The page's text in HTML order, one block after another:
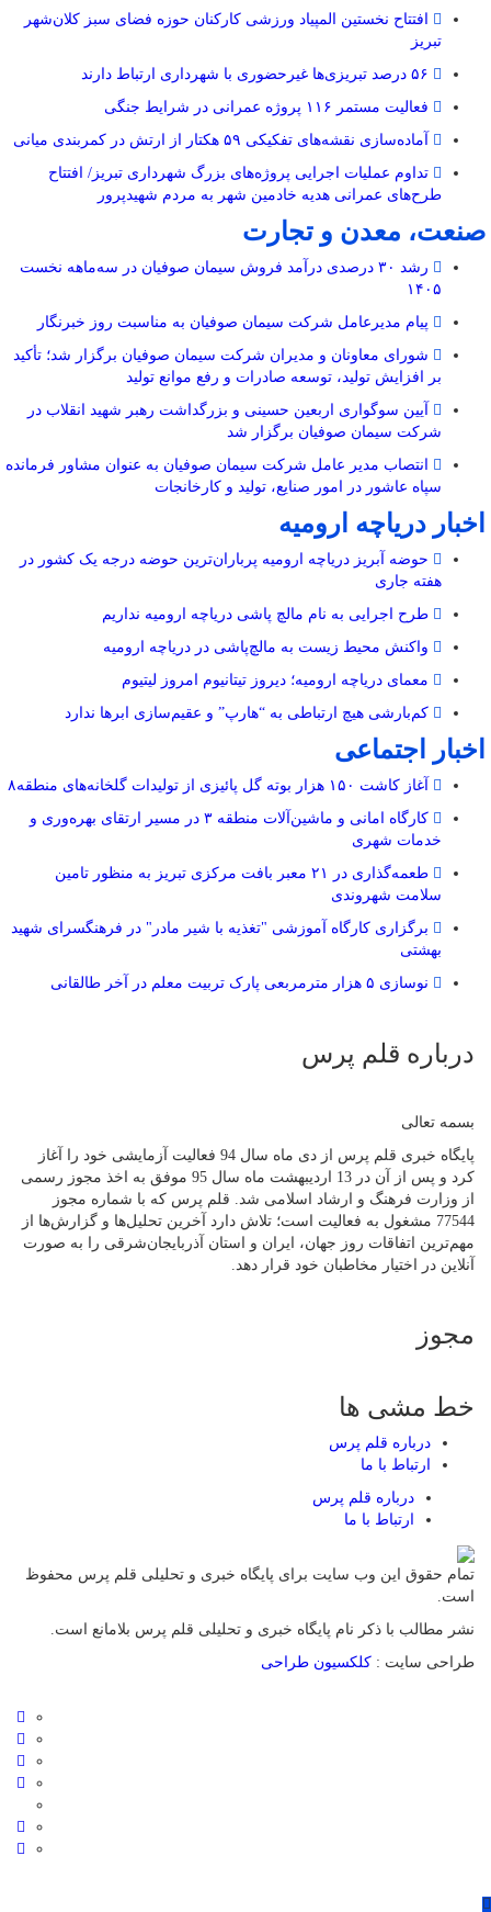
افتتاح نخستین المپیاد ورزشی کارکنان حوزه فضای سبز کلان‌شهر
تبریز
فعالیت مستمر ۱۱۶ پروژه عمرانی در شرایط جنگی
آماده‌سازی نقشه‌های تفکیکی ۵۹ هکتار از ارتش در کمربندی میانی
تداوم عملیات اجرایی پروژه‌های بزرگ شهرداری تبریز/ افتتاح
طرح‌های عمرانی هدیه خادمین شهر به مردم شهیدپرور
صنعت، معدن و تجارت
رشد ۳۰ درصدی درآمد فروش سیمان صوفیان در سه‌ماهه نخست
۱۴۰۵
پیام مدیرعامل شرکت سیمان صوفیان به مناسبت روز خبرنگار
شورای معاونان و مدیران شرکت سیمان صوفیان برگزار شد؛ تأکید
بر افزایش تولید، توسعه صادرات و رفع موانع تولید
آیین سوگواری اربعین حسینی و بزرگداشت رهبر شهید انقلاب در
شرکت سیمان صوفیان برگزار شد
انتصاب مدیر عامل شرکت سیمان صوفیان به عنوان مشاور فرمانده
سپاه عاشور در امور صنایع، تولید و کارخانجات
اخبار دریاچه ارومیه
حوضه آبریز دریاچه ارومیه پرباران‌ترین حوضه‌ درجه یک کشور در
هفته جاری
طرح اجرایی به نام مالچ پاشی دریاچه ارومیه نداریم
واکنش محیط زیست به مالچ‌پاشی در دریاچه ارومیه
معمای دریاچه ارومیه؛ دیروز تیتانیوم امروز لیتیوم
کم‌بارشی هیچ ارتباطی به “هارپ” و عقیم‌سازی ابرها ندارد
اخبار اجتماعی
آغاز کاشت ۱۵۰ هزار بوته گل پائیزی از تولیدات گلخانه‌های منطقه۸
کارگاه امانی و ماشین‌آلات منطقه ۳ در مسیر ارتقای بهره‌وری و
خدمات شهری
طعمه‌گذاری در ۲۱ معبر بافت مرکزی تبریز به منظور تامین
سلامت شهروندی
برگزاری کارگاه آموزشی "تغذیه با شیر مادر" در فرهنگسرای شهید
بهشتی
نوسازی ۵ هزار مترمربعی پارک تربیت معلم در آخر طالقانی
درباره قلم پرس
بسمه تعالی
پایگاه خبری قلم پرس از دی ماه سال 94 فعالیت آزمایشی خود را آغاز
کرد و پس از آن در 13 اردیبهشت ماه سال 95 موفق به اخذ مجوز رسمی
از وزارت فرهنگ و ارشاد اسلامی شد. قلم پرس که با شماره مجوز
77544 مشغول به فعالیت است؛ تلاش دارد آخرین تحلیل‌ها و گزارش‌ها از
مهم‌ترین اتفاقات روز جهان، ایران و استان آذربایجان‌شرقی را به صورت
آنلاین در اختیار مخاطبان خود قرار دهد.
مجوز
خط مشی ها
درباره قلم پرس
ارتباط با ما
درباره قلم پرس
ارتباط با ما
تمام حقوق این وب سایت برای پایگاه خبری و تحلیلی قلم پرس محفوظ
است.
نشر مطالب با ذکر نام پایگاه خبری و تحلیلی قلم پرس بلامانع است.
طراحی سایت : کلکسیون طراحی